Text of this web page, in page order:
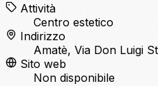
Attività
Centro estetico
Indirizzo
Amatè, Via Don Luigi
Sito web
Non disponibile